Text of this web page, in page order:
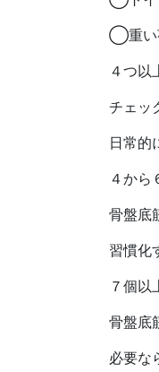
◯重い
４つ以
チェッ
日常的
４から
骨盤底
習慣化
７個以
骨盤底
必要な